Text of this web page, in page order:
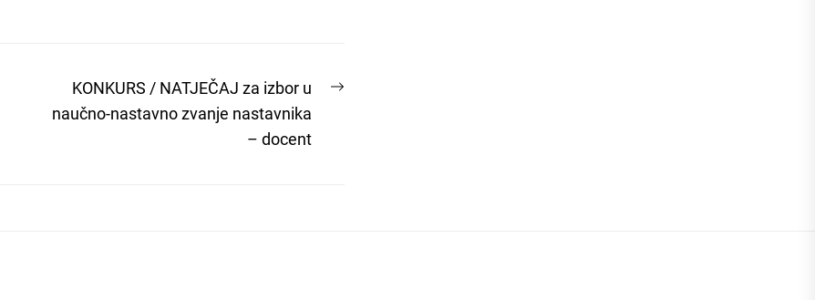
Next
KONKURS / NATJEČAJ za izbor u
naučno-nastavno zvanje nastavnika
– docent